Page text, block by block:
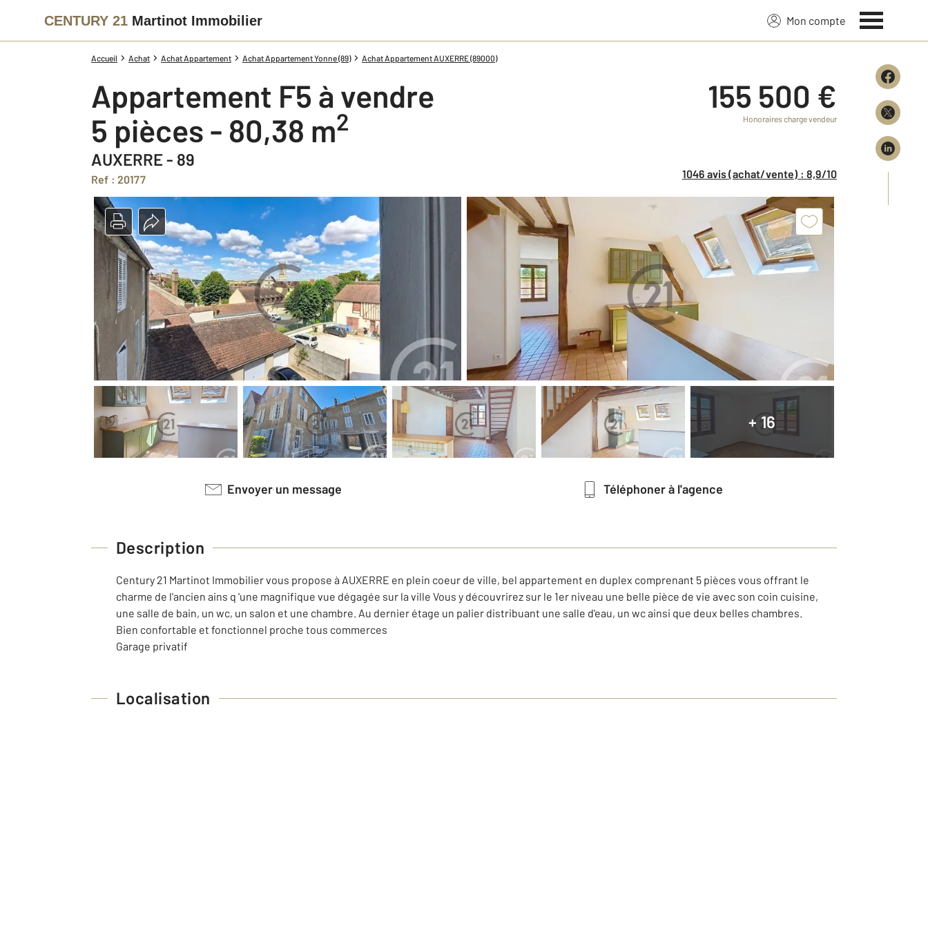
CENTURY 21 Martinot Immobilier Mon compte
Accueil Achat Achat Appartement Achat Appartement Yonne (89) Achat Appartement AUXERRE (89000)
Appartement F5 à vendre
5 pièces - 80,38 m2
AUXERRE - 89
Ref : 20177
155 500 €
Honoraires charge vendeur
1046 avis (achat/vente) : 8,9/10
+ 16
Envoyer un message Téléphoner à l'agence
Description
Century 21 Martinot Immobilier vous propose à AUXERRE en plein coeur de ville, bel appartement en duplex comprenant 5 pièces vous offrant le
charme de l'ancien ains q 'une magnifique vue dégagée sur la ville Vous y découvrirez sur le 1er niveau une belle pièce de vie avec son coin cuisine,
une salle de bain, un wc, un salon et une chambre. Au dernier étage un palier distribuant une salle d'eau, un wc ainsi que deux belles chambres.
Bien confortable et fonctionnel proche tous commerces
Garage privatif
Localisation